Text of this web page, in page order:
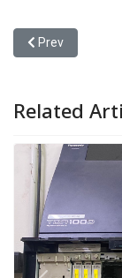
Previous article:
Prev
Related